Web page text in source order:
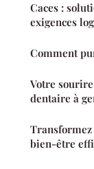
Caces :
exigences
Comment
Votre
dentaire à
Transformez
bien-être